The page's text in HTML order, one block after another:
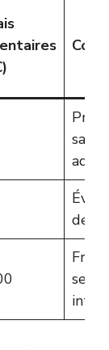
Prix
sans
de
Frais